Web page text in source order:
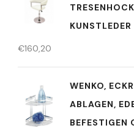
KUNSTLEDER
€160,20
WENKO,
ABLAGEN,
BEFESTIGEN